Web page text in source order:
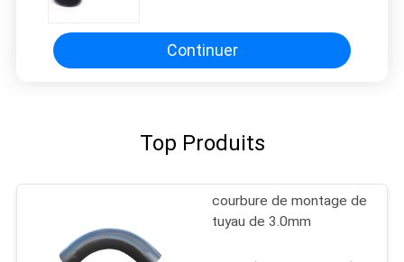
Continuer
Top Produits
courbure de montage de
tuyau de 3.0mm